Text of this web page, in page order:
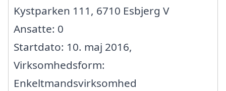
Kystparken 111, 6710 Esbjerg V
Ansatte: 0
Startdato: 10. maj 2016,
Virksomhedsform:
Enkeltmandsvirksomhed